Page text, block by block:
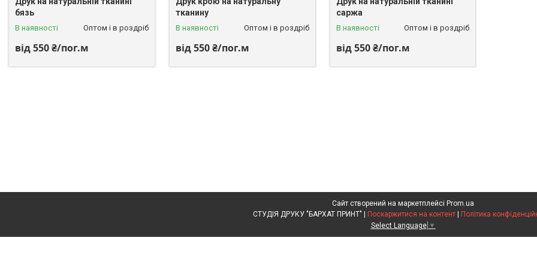
бязь
В наявності Оптом і в роздріб
від 550 ₴/пог.м
тканину
В наявності Оптом і в роздріб
від 550 ₴/пог.м
саржа
В наявності Оптом і в роздріб
від 550 ₴/пог.м
Сайт створений на маркетплейсі Prom.ua
СТУДІЯ ДРУКУ "БАРХАТ ПРИНТ" | Поскаржитися на контент | Політика
Select Language ▼